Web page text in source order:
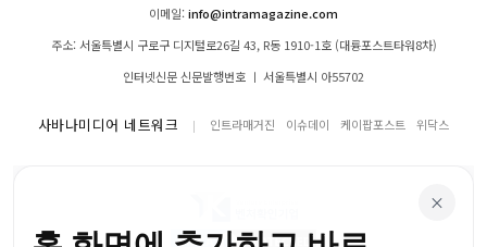
이메일:info@intramagazine.com
주소: 서울특별시 구로구 디지털로26길 43, R동 1910-1호 (대륭포스트타워8차)
인터넷신문 신문발행번호 ㅣ 서울특별시 아55702
사바나미디어 네트워크 인트라매거진 이슈데이 케이팝포스트 위닥스
×